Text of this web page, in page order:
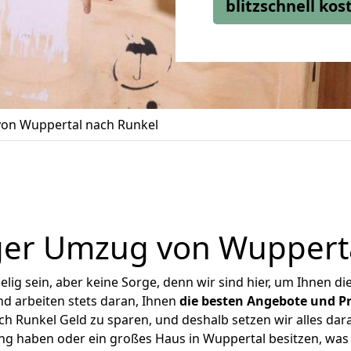
blitzschnell
Wuppertal nach Runkel
Umzug von
sein, aber keine Sorge, denn wir sind hier, um Ihnen
arbeiten stets daran, Ihnen die besten Angebote und
Runkel Geld zu sparen, und deshalb setzen wir alles
haben oder ein großes Haus in Wuppertal besitzen,